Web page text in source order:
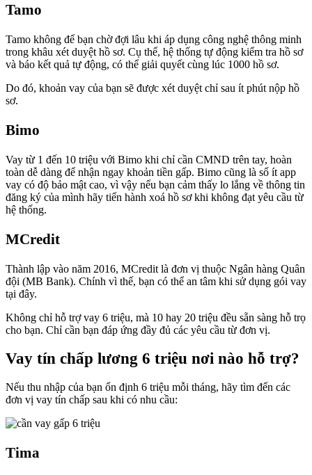
Tamo
Tamo không để bạn chờ đợi lâu khi áp dụng công nghệ thông minh
trong khâu xét duyệt hồ sơ. Cụ thể, hệ thống tự động kiểm tra hồ sơ
và báo kết quả tự động, có thể giải quyết cùng lúc 1000 hồ sơ.
Do đó, khoản vay của bạn sẽ được xét duyệt chỉ sau ít phút nộp hồ
sơ.
Bimo
Vay từ 1 đến 10 triệu với Bimo khi chỉ cần CMND trên tay, hoàn
toàn dễ dàng để nhận ngay khoản tiền gấp. Bimo cũng là số ít app
vay có độ bảo mật cao, vì vậy nếu bạn cảm thấy lo lắng về thông tin
đăng ký của mình hãy tiến hành xoá hồ sơ khi không đạt yêu cầu từ
hệ thống.
MCredit
Thành lập vào năm 2016, MCredit là đơn vị thuộc Ngân hàng Quân
đội (MB Bank). Chính vì thế, bạn có thể an tâm khi sử dụng gói vay
tại đây.
Không chỉ hỗ trợ vay 6 triệu, mà 10 hay 20 triệu đều sẵn sàng hỗ trọ
cho bạn. Chỉ cần bạn đáp ứng đầy đủ các yêu cầu từ đơn vị.
Vay tín chấp lương 6 triệu nơi nào hỗ trợ?
Nếu thu nhập của bạn ổn định 6 triệu mỗi tháng, hãy tìm đến các
đơn vị vay tín chấp sau khi có nhu cầu:
Tima